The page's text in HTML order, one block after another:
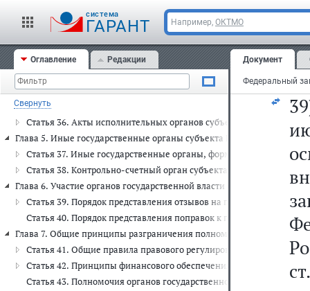
cистема
ГАРАНТ Например, ОКТМО
Оглавление Редакции
Свернуть
Статья 30. Порядок выражения законодательным органом
Глава 4. Система исполнительных органов субъекта Российской
Статья 31. Исполнительные органы субъекта Российской
Статья 32. Высший исполнительный орган субъекта Российской
Статья 33. Основные полномочия высшего исполнительного
Статья 34. Финансовый орган субъекта Российской Федерации
Статья 35. Оценка эффективности деятельности исполнительных
Статья 36. Акты исполнительных органов субъекта Российской
Глава 5. Иные государственные органы субъекта Российской
Статья 37. Иные государственные органы, формируемые в
Статья 38. Контрольно-счетный орган субъекта Российской
Глава 6. Участие органов государственной власти субъекта
Статья 39. Порядок представления отзывов на проекты
Статья 40. Порядок представления поправок к проектам
Глава 7. Общие принципы разграничения полномочий между
Статья 41. Общие правила правового регулирования полномочий
Статья 42. Принципы финансового обеспечения осуществления
Статья 43. Полномочия органов государственной власти
Документ